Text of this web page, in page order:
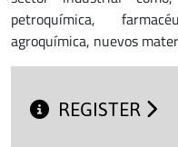
petroquímica,
agroquímica, nuevos
REGISTER